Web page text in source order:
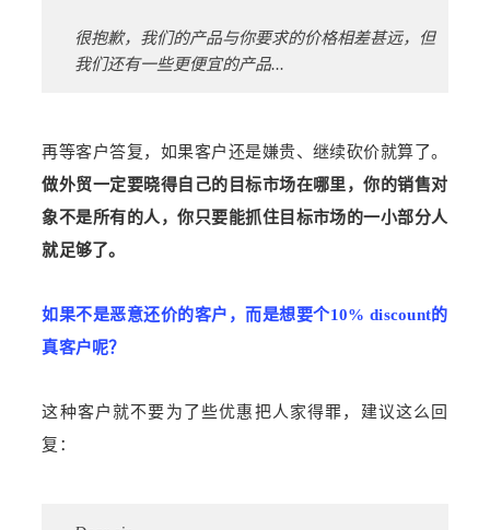
很抱歉，我们的产品与你要求的价格相差甚远，但
我们还有一些更便宜的产品...
再等客户答复，如果客户还是嫌贵、继续砍价就算了。
做外贸一定要晓得自己的目标市场在哪里，你的销售对
象不是所有的人，你只要能抓住目标市场的一小部分人
就足够了。
如果不是恶意还价的客户，而是想要个10% discount的
真客户呢？
这种客户就不要为了些优惠把人家得罪，建议这么回
复：